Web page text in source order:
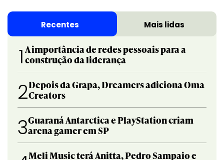
Recentes Mais lidas
1 A importância de redes pessoais para a
construção da liderança
2Depois da Grapa, Dreamers adiciona Oma
Creators
3Guaraná Antarctica e PlayStation criam
arena gamer em SP
Meli Music terá Anitta, Pedro Sampaio e